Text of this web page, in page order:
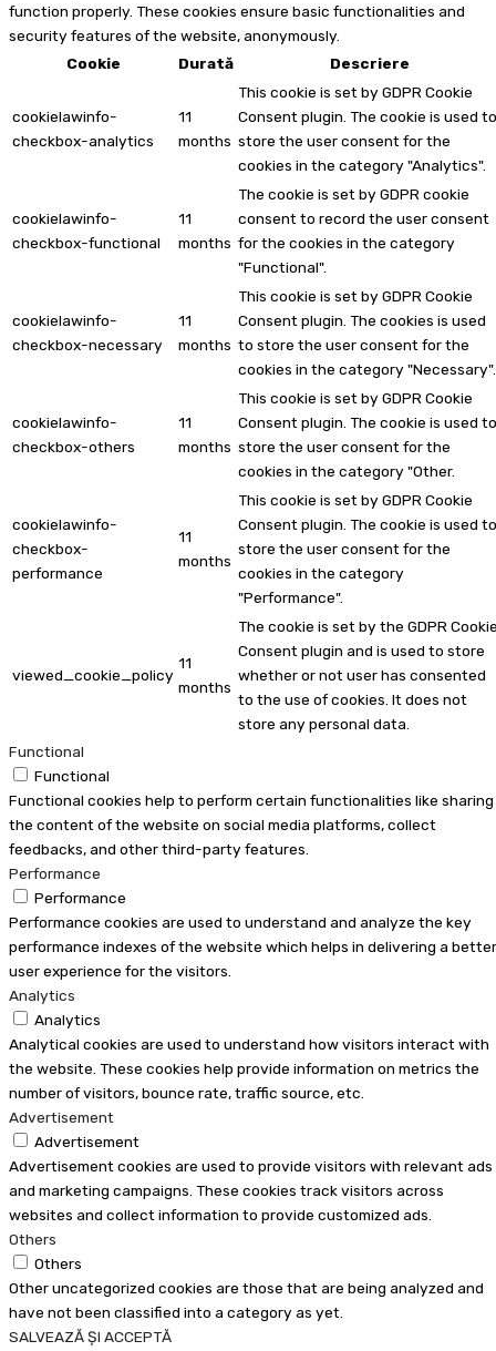
function properly. These cookies ensure basic functionalities and
security features of the website, anonymously.
Cookie
Durată Descriere
cookielawinfo-
checkbox-analytics
11
months
This cookie is set by GDPR Cookie
Consent plugin. The cookie is used to
store the user consent for the
cookies in the category "Analytics".
cookielawinfo-
checkbox-functional
11
months
The cookie is set by GDPR cookie
consent to record the user consent
for the cookies in the category
"Functional".
cookielawinfo-
checkbox-necessary
11
months
This cookie is set by GDPR Cookie
Consent plugin. The cookies is used
to store the user consent for the
cookies in the category "Necessary".
cookielawinfo-
checkbox-others
11
months
This cookie is set by GDPR Cookie
Consent plugin. The cookie is used to
store the user consent for the
cookies in the category "Other.
cookielawinfo-
checkbox-
performance
11
months
This cookie is set by GDPR Cookie
Consent plugin. The cookie is used to
store the user consent for the
cookies in the category
"Performance".
viewed_cookie_policy
11
months
The cookie is set by the GDPR
Consent plugin and is used to store
whether or not user has consented
to the use of cookies. It does not
store any personal data.
Functional
Functional
Functional cookies help to perform certain functionalities like sharing
the content of the website on social media platforms, collect
feedbacks, and other third-party features.
Performance
Performance
Performance cookies are used to understand and analyze the key
performance indexes of the website which helps in delivering a better
user experience for the visitors.
Analytics
Analytics
Analytical cookies are used to understand how visitors interact with
the website. These cookies help provide information on metrics the
number of visitors, bounce rate, traffic source, etc.
Advertisement
Advertisement
Advertisement cookies are used to provide visitors with relevant ads
and marketing campaigns. These cookies track visitors across
websites and collect information to provide customized ads.
Others
Others
Other uncategorized cookies are those that are being analyzed and
have not been classified into a category as yet.
SALVEAZĂ ȘI ACCEPTĂ